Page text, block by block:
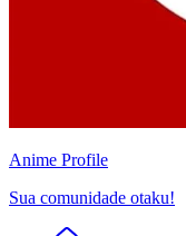
Anime Profile
Sua comunidade otaku!